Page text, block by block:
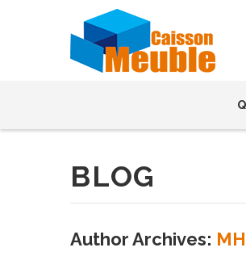
BLOG
Author Archives: